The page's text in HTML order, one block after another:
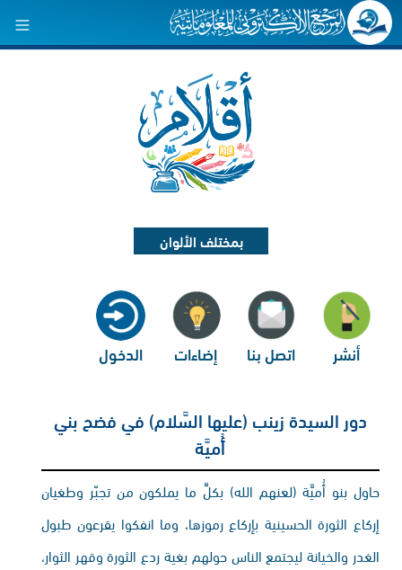
بمختلف الألوان
أنشر اتصل بنا إضاءات الدخول
دور السيدة زينب (عليها السَّلام) في فضح بني
أُميَّة
حاول بنو أُميَّة (لعنهم الله) بكلِّ ما يملكون من تجبّر وطغيان
إركاع الثورة الحسينية بإركاع رموزها، وما انفكوا يقرعون طبول
الغدر والخيانة ليجتمع الناس حولهم بغية ردع الثورة وقهر الثوار،